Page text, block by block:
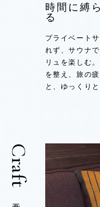
時間に縛
る
プライベート
れず、サウナ
リュを楽しむ
を整え、旅の
と、ゆっくり
時間に縛
る
プライベート
れず、サウナ
リュを楽しむ
を整え、旅の
と、ゆっくり
時間に縛
る
プライベート
れず、サウナ
リュを楽しむ
を整え、旅の
と、ゆっくり